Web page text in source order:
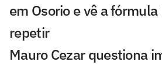
em Osorio e vê a
repetir
Mauro Cezar questiona